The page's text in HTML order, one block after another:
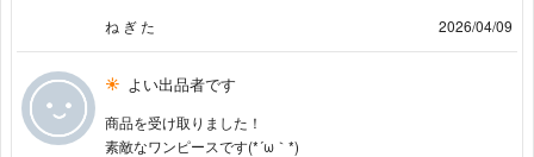
ね ぎ た
2026/04/09
よい出品者です
商品を受け取りました！
素敵なワンピースです(⁠*⁠´⁠ω⁠｀⁠*⁠)